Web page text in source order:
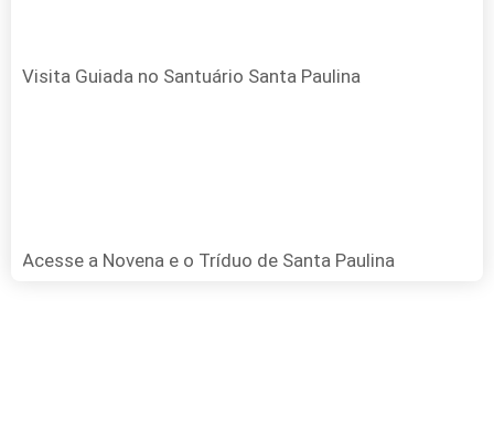
Visita Guiada no Santuário Santa Paulina
Acesse a Novena e o Tríduo de Santa Paulina